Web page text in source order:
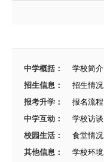
中学概括： 学校简介
招生信息：
招生情况
报考升学：
报名流程
中学互动：
学校访谈
校园生活：
食堂情况
其他信息：
学校环境